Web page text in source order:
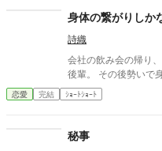
身体の繋がりしか
詩織
会社の飲み会の帰り
後輩。 その後勢いで
恋愛 完結 ｼｮｰﾄｼｮｰﾄ
秘事